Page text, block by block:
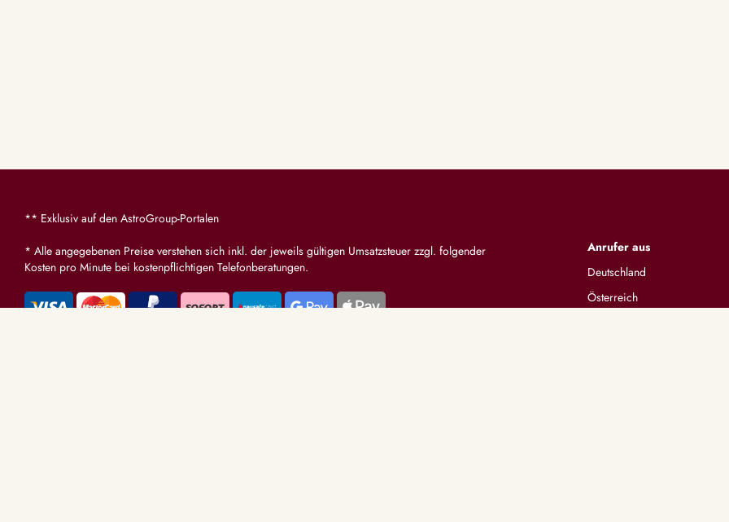
** Exklusiv auf den AstroGroup-Portalen
* Alle angegebenen Preise verstehen sich inkl. der jeweils gültigen Umsatzsteuer zzgl. folgender
Kosten pro Minute bei kostenpflichtigen Telefonberatungen.
Anrufer aus
Deutschland
Österreich